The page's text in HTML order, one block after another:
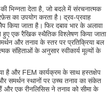
भिन्नता देता है, जो बदले में संरचनात्मक
का उपयोग करता है। द्रव-प्रवाह
किया जाता है। फिर दबाव भार के अलावा
एक रैखिक स्थैतिक विश्लेषण किया जाता
और तनाव के स्तर पर प्रतिक्रिया बल
संहिताओं के अनुसार स्वीकार्य मूल्यों के
है और FEM कार्यक्रम के साथ हस्तक्षेप
समर्थन स्थानों पर उच्च तनाव का संकेत
एक रीनलिसिस ने तनाव को सीमा के